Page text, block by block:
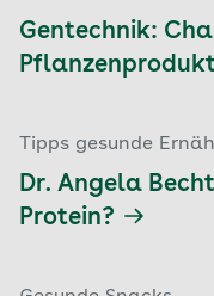
Gentechnik:
Tipps gesunde
Dr. Angela
Protein?